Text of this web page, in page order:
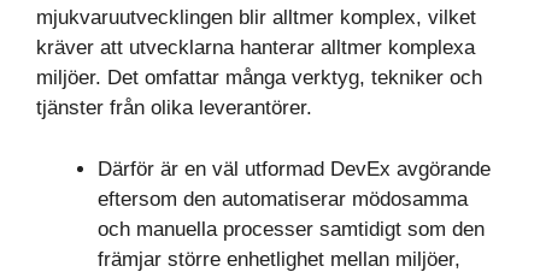
mjukvaruutvecklingen blir alltmer komplex, vilket
kräver att utvecklarna hanterar alltmer komplexa
miljöer. Det omfattar många verktyg, tekniker och
tjänster från olika leverantörer.
Därför är en väl utformad DevEx avgörande
eftersom den automatiserar mödosamma
och manuella processer samtidigt som den
främjar större enhetlighet mellan miljöer,